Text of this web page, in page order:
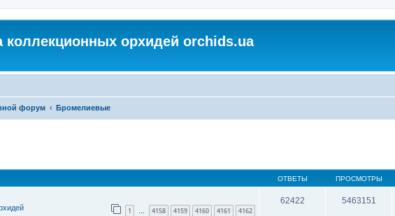
коллекционных орхидей orchids.ua
форум Бромелиевые
ОТВЕТЫ ПРОСМОТРЫ
1 … 4158 4159 4160 4161 4162
62422 5463151